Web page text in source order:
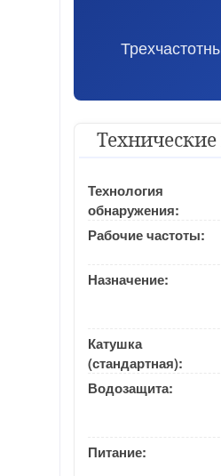
Технология
обнаружения:
Рабочие частоты:
Назначение:
Катушка
(стандартная):
Водозащита:
Питание: